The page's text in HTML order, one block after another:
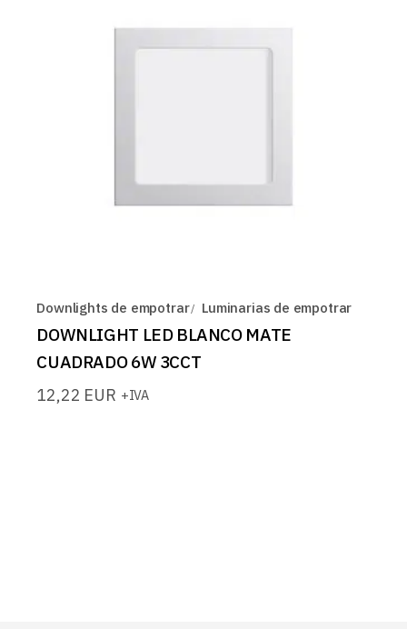
Downlights de empotrar Luminarias de empotrar
DOWNLIGHT LED BLANCO MATE
CUADRADO 6W 3CCT
12,22 EUR +IVA